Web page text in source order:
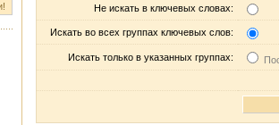
Не искать в ключевых словах:
Искать во всех группах ключевых слов:
Искать только в указанных группах: